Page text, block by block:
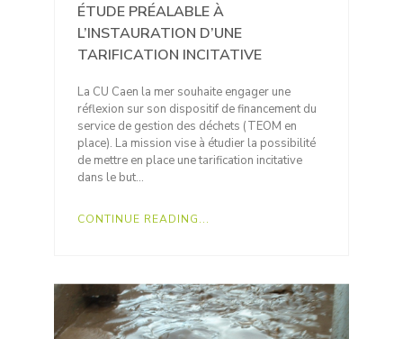
ÉTUDE PRÉALABLE À
L’INSTAURATION D’UNE
TARIFICATION INCITATIVE
La CU Caen la mer souhaite engager une
réflexion sur son dispositif de financement du
service de gestion des déchets (TEOM en
place). La mission vise à étudier la possibilité
de mettre en place une tarification incitative
dans le but…
CONTINUE READING...